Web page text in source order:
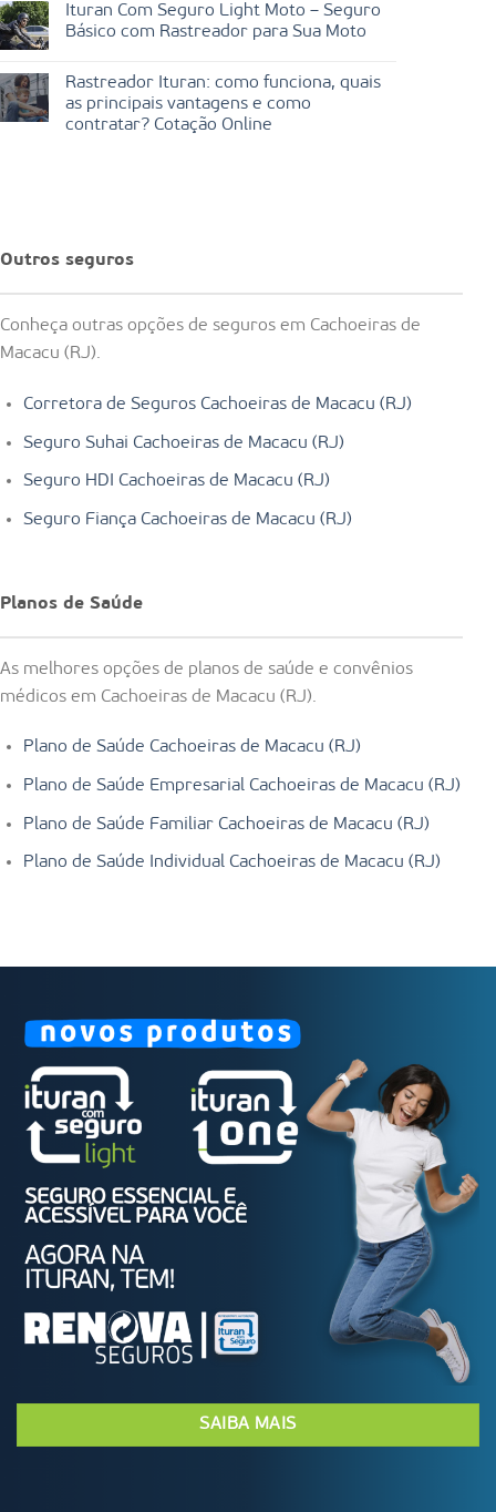
Ituran Com Seguro Light Moto – Seguro
Básico com Rastreador para Sua Moto
Rastreador Ituran: como funciona, quais
as principais vantagens e como
contratar? Cotação Online
Outros seguros
Conheça outras opções de seguros em Cachoeiras de
Macacu (RJ).
Corretora de Seguros Cachoeiras de Macacu (RJ)
Seguro Suhai Cachoeiras de Macacu (RJ)
Seguro HDI Cachoeiras de Macacu (RJ)
Seguro Fiança Cachoeiras de Macacu (RJ)
Planos de Saúde
As melhores opções de planos de saúde e convênios
médicos em Cachoeiras de Macacu (RJ).
Plano de Saúde Cachoeiras de Macacu (RJ)
Plano de Saúde Empresarial Cachoeiras de Macacu (RJ)
Plano de Saúde Familiar Cachoeiras de Macacu (RJ)
Plano de Saúde Individual Cachoeiras de Macacu (RJ)
SAIBA MAIS